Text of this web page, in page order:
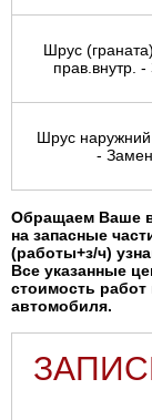
Шрус
прав.внутр.
Шрус наружний
-
Обращаем Ваше
на запасные
(работы+з/ч)
Все указанные
стоимость работ
автомобиля.